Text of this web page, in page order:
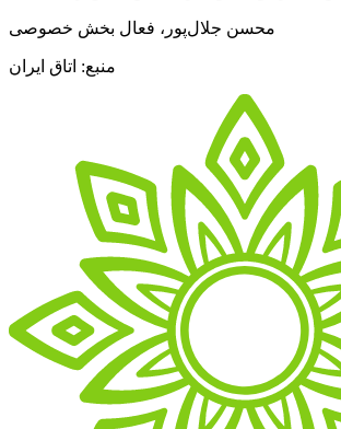
محسن جلال‌پور، فعال بخش خصوصی
منبع: اتاق ایران